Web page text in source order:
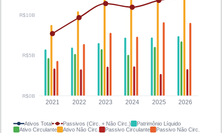
2021 2022 2023 2024 2025 2026
R$0B
R$5B
R$10B
Ativos Total Passivos (Circ. + Não Circ.)
Patrimônio Líquido
Ativo Circulante
Ativo Não Circ. Passivo Circulante
Passivo Não Circ.